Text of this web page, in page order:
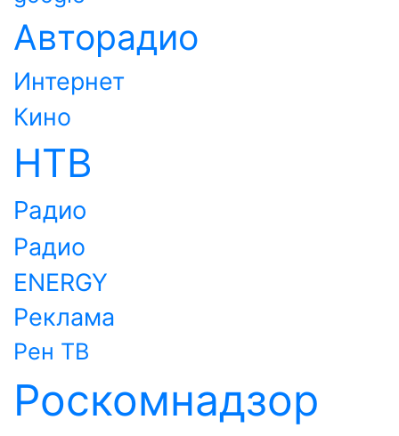
Авторадио
Интернет
Кино
НТВ
Радио
Радио
ENERGY
Реклама
Рен ТВ
Роскомнадзор